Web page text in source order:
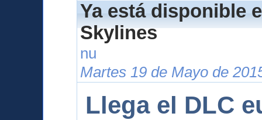
Ya está disponible
Skylines
nu
Martes 19 de Mayo de
Llega el DLC